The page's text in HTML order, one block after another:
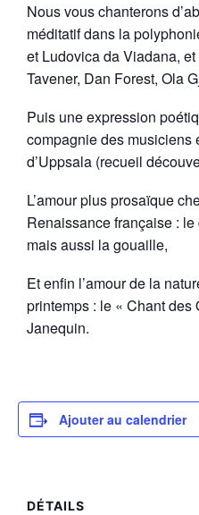
Nous vous chanterons
méditatif dans la
et Ludovica da Viadana,
Tavener, Dan Forest, Ola
Puis une expression
compagnie des
d’Uppsala (recueil
L’amour plus prosaïque
Renaissance française : le
mais aussi la gouaille,
Et enfin l’amour de la
printemps : le « Chant des
Janequin.
Ajouter au calendrier
DÉTAILS